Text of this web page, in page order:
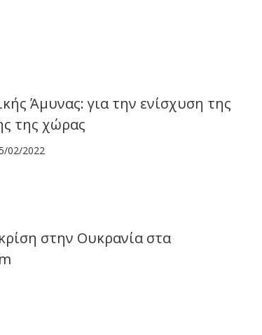
Άμυνας: για την ενίσχυση της
της χώρας
02/2022
στην Ουκρανία στα